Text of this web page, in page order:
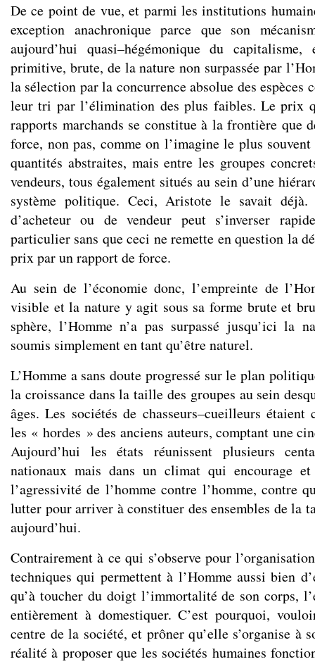
De ce point de vue, et parmi les institutions
exception anachronique parce que son
aujourd’hui quasi–hégémonique du
primitive, brute, de la nature non surpassée par
la sélection par la concurrence absolue des espèces
leur tri par l’élimination des plus faibles. Le prix
rapports marchands se constitue à la frontière que
force, non pas, comme on l’imagine le plus
quantités abstraites, mais entre les groupes
vendeurs, tous également situés au sein d’une
système politique. Ceci, Aristote le savait
d’acheteur ou de vendeur peut s’inverser
particulier sans que ceci ne remette en question la
prix par un rapport de force.
Au sein de l’économie donc, l’empreinte de
visible et la nature y agit sous sa forme brute et
sphère, l’Homme n’a pas surpassé jusqu’ici la
soumis simplement en tant qu’être naturel.
L’Homme a sans doute progressé sur le plan
la croissance dans la taille des groupes au sein
âges. Les sociétés de chasseurs–cueilleurs étaient
les « hordes » des anciens auteurs, comptant une
Aujourd’hui les états réunissent plusieurs
nationaux mais dans un climat qui encourage et
l’agressivité de l’homme contre l’homme, contre
lutter pour arriver à constituer des ensembles de la
aujourd’hui.
Contrairement à ce qui s’observe pour
techniques qui permettent à l’Homme aussi bien
qu’à toucher du doigt l’immortalité de son corps,
entièrement à domestiquer. C’est pourquoi,
centre de la société, et prôner qu’elle s’organise à
réalité à proposer que les sociétés humaines